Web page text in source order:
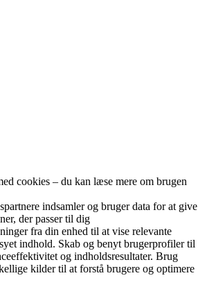
cookies – du kan læse mere om brugen
indsamler og bruger data for at give
der passer til dig
fra din enhed til at vise relevante
indhold. Skab og benyt brugerprofiler til
og indholdsresultater. Brug
kilder til at forstå brugere og optimere